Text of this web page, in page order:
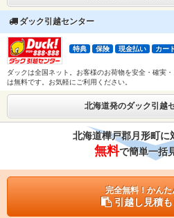
ダック引越センター
特典 保険 現金払い カー
ダックは全国ネット。お客様のお荷物を安全・確実
は無料です。お気軽にご利用ください。
北海道発のダック引越
北海道樺戸郡月形町に
無料で簡単一括
完全無料！かんた
引越し見積